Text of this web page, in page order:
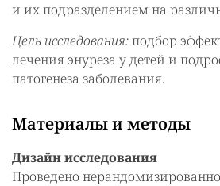
и их подразделением на
Цель исследования:подбор
лечения энуреза у детей и
патогенеза заболевания.
Материалы и методы
Дизайн исследования
Проведено